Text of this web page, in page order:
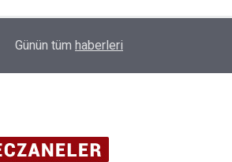
PARALAR MANGASI
Günün tüm haberleri